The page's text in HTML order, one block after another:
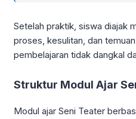
Setelah praktik, siswa diajak
proses, kesulitan, dan
pembelajaran tidak dangkal
Struktur Modul Ajar
Modul ajar Seni Teater